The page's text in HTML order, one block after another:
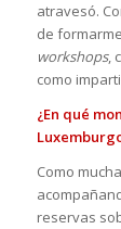
atravesó.
de
workshops,
como
¿En qué
Como
reservas